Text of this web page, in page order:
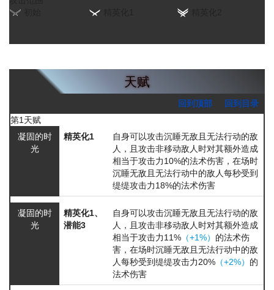
天赋
回到顶部
回到目录
第1天赋
凝固的时
光
精英化1 自身可以攻击沉睡无敌且无法行动的敌
人，且攻击非移动敌人时对其额外造成
相当于攻击力10%的法术伤害，在场时
沉睡无敌且无法行动中的敌人每秒受到
缇缇攻击力18%的法术伤害
凝固的时
光
精英化1、
潜能3
自身可以攻击沉睡无敌且无法行动的敌
人，且攻击非移动敌人时对其额外造成
相当于攻击力11% （+1%） 的法术伤
害，在场时沉睡无敌且无法行动中的敌
人每秒受到缇缇攻击力20% （+2%） 的
法术伤害